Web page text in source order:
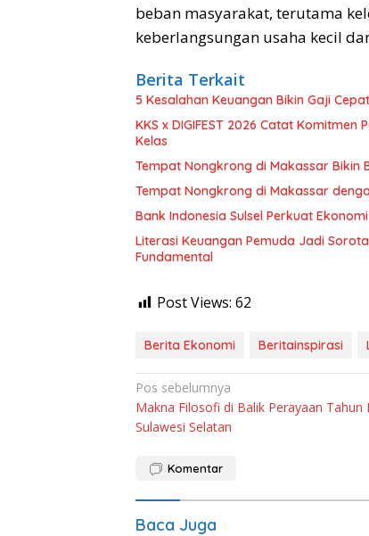
beban masyarakat, terutama
keberlangsungan usaha kecil
Berita Terkait
5 Kesalahan Keuangan Bikin Gaji
KKS x DIGIFEST 2026 Catat Komitmen
Kelas
Tempat Nongkrong di Makassar Bikin
Tempat Nongkrong di Makassar
Bank Indonesia Sulsel Perkuat
Literasi Keuangan Pemuda Jadi
Fundamental
Post Views: 62
Berita Ekonomi Beritainspirasi
Navigasi
pos
Pos sebelumnya
Makna Filosofi di Balik Perayaan Tahun
Sulawesi Selatan
Komentar
Baca Juga